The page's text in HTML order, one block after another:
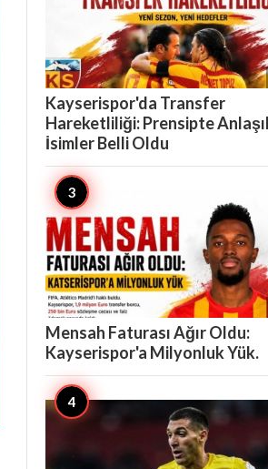
Kayserispor'da Transfer
Hareketliliği: Prensipte
İsimler Belli Oldu
Mensah Faturası Ağır Oldu:
Kayserispor'a Milyonluk Yük.